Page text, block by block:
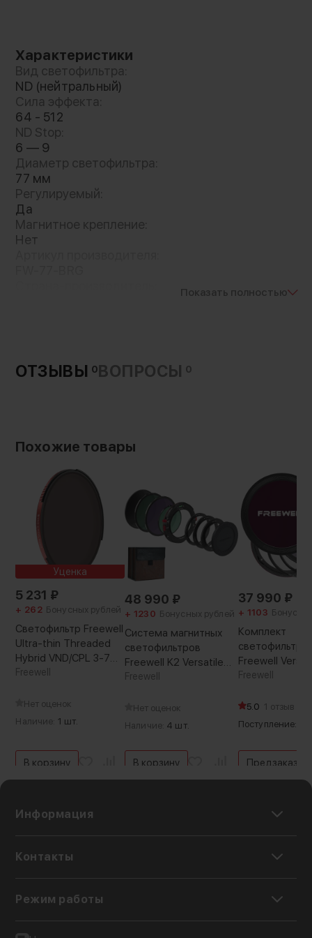
Характеристики
Вид светофильтра:
ND (нейтральный)
Сила эффекта:
64 - 512
ND Stop:
6 — 9
Диаметр светофильтра:
77 мм
Регулируемый:
Да
Магнитное крепление:
Нет
300 г
Показать полностью
ОТЗЫВЫ 0ВОПРОСЫ 0
Похожие товары
Уценка
5 231 ₽
+ 262 Бонусных рублей
Светофильтр Freewell
Ultra-thin Threaded
Hybrid VND/CPL 3-7
Stop 82мм
Freewell
Нет оценок
Наличие: 1 шт.
В корзину
48 990 ₽
+ 1230 Бонусных рублей
Система магнитных
светофильтров
Freewell K2 Versatile
Magnetic
Freewell
Нет оценок
Наличие: 4 шт.
В корзину
37 990 ₽
+ 1103
Комплект
Freewell
Magnetic VND
Freewell
5.0
1 отзыв
Поступление:
Предзаказ
Информация
Контакты
Режим работы